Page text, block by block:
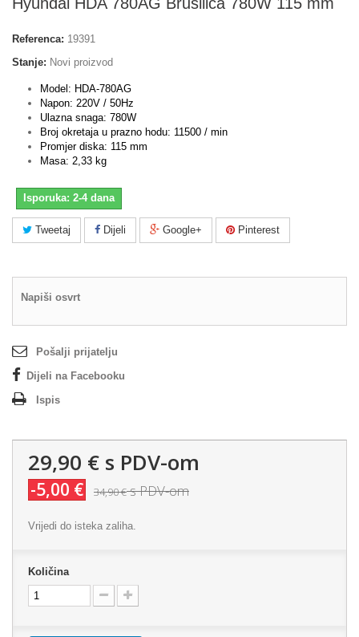
Referenca: 19391
Stanje: Novi proizvod
Model: HDA-780AG
Napon: 220V / 50Hz
Ulazna snaga: 780W
Broj okretaja u prazno hodu: 11500 / min
Promjer diska: 115 mm
Masa: 2,33 kg
Isporuka: 2-4 dana
Tweetaj Dijeli Google+ Pinterest
Napiši osvrt
Pošalji prijatelju
Dijeli na Facebooku
Ispis
29,90 € s PDV-om
-5,00 € 34,90 €s PDV-om
Vrijedi do isteka zaliha.
Količina